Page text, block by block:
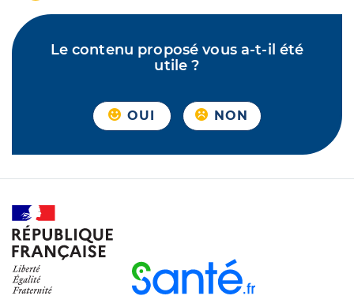
Le contenu proposé vous a-t-il été
utile ?
OUI NON